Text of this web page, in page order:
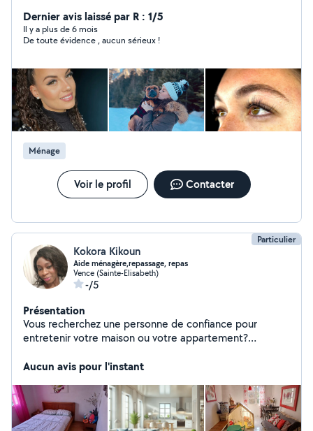
et à m'envoyer un message
Dernier avis laissé par R : 1/5
Il y a plus de 6 mois
De toute évidence , aucun sérieux !
Ménage
Voir le profil Contacter
Particulier
Kokora Kikoun
Aide ménagère,repassage, repas
Vence (Sainte-Elisabeth)
-/5
Présentation
Vous recherchez une personne de confiance pour
entretenir votre maison ou votre appartement?
de vie, je propose mes services en tant que ménagère
dans le domaine du ménage et de l'entretien.j'ai travaillé
en tant que femme de chambre.
Aucun avis pour l'instant